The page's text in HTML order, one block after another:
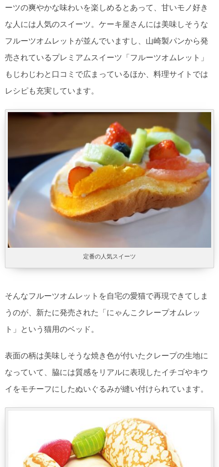
ーツの爽やかな味わいを楽しめるとあって、甘いモノ好き
な人には人気のスイーツ。ケーキ屋さんには美味しそうな
フルーツオムレットが並んでいますし、山崎製パンから発
売されているプレミアムスイーツ「フルーツオムレット」
もじわじわと口コミで広まっているほか、料理サイトでは
レシピも充実しています。
定番の人気スイーツ
そんなフルーツオムレットを自宅の愛猫で再現できてしま
うのが、新たに発売された「にゃんこクレープオムレッ
ト」という猫用のベッド。
表面の柄は美味しそうな焼き色が付いたクレープの生地に
なっていて、脇には質感をリアルに表現したイチゴやキウ
イをモチーフにしたぬいぐるみが縫い付けられています。